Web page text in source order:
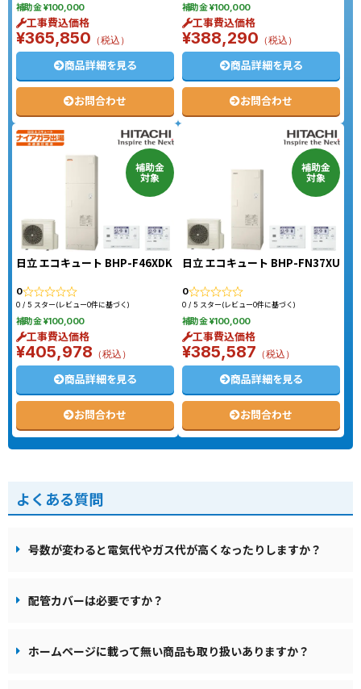
補助金 ¥100,000
工事費込価格
¥365,850 （税込）
商品詳細を見る
お問合わせ
補助金 ¥100,000
工事費込価格
¥388,290 （税込）
商品詳細を見る
お問合わせ
補助金
対象
日立 エコキュート BHP-F46XDK
0
0 / 5 スター(レビュー0件に基づく)
補助金 ¥100,000
工事費込価格
¥405,978 （税込）
商品詳細を見る
お問合わせ
補助金
対象
日立 エコキュート BHP-FN37XU
0
0 / 5 スター(レビュー0件に基づく)
補助金 ¥100,000
工事費込価格
¥385,587 （税込）
商品詳細を見る
お問合わせ
よくある質問
号数が変わると電気代やガス代が高くなったりしますか？
配管カバーは必要ですか？
ホームページに載って無い商品も取り扱いありますか？